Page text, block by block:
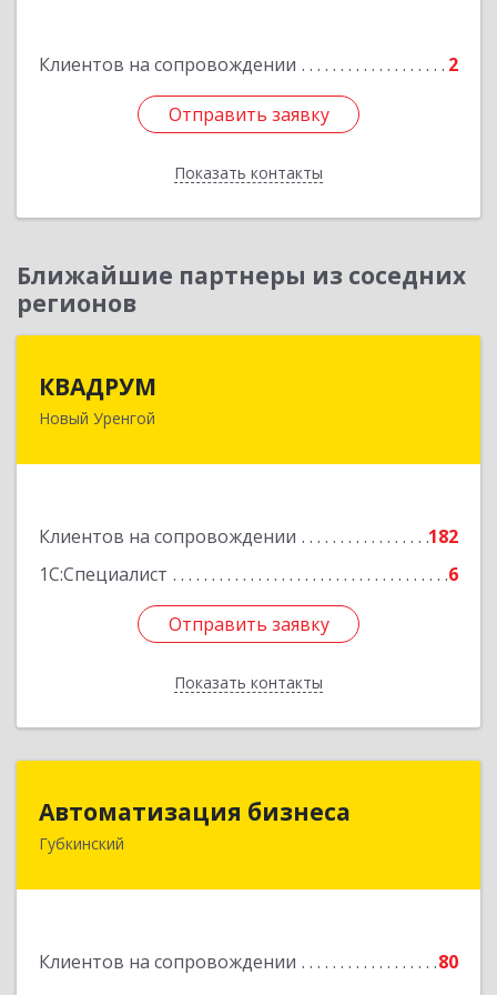
Клиентов на сопровождении 2
Отправить заявку
Показать контакты
Отправить заявку
Назад
Ближайшие партнеры из соседних
регионов
КВАДРУМ
Новый Уренгой
Клиентов на сопровождении
182
1С:Специалист
6
Отправить заявку
Показать контакты
629309, Ямало-Ненецкий АО, Новый Уренгой г,
Отправить заявку
Назад
Автоматизация бизнеса
Губкинский
Клиентов на сопровождении 80
Автоматизация бизнеса
629830, Ямало-Ненецкий АО, Губкинский г,